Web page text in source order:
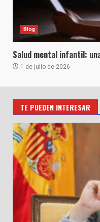
Blog
Salud mental infantil:
1 de julio de 2026
TE PUEDEN INTERESAR